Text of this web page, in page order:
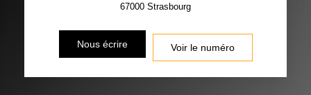
67000 Strasbourg
Nous écrire Voir le numéro